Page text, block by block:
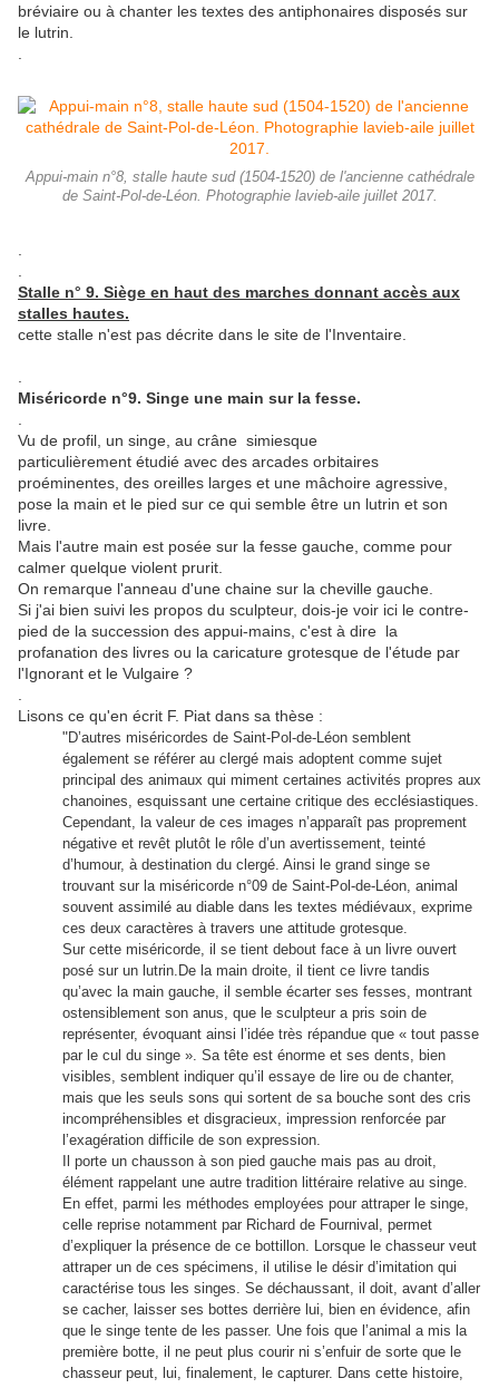
bréviaire ou à chanter les textes des antiphonaires disposés sur
le lutrin.
Appui-main n°8, stalle haute sud (1504-1520) de l'ancienne cathédrale
de Saint-Pol-de-Léon. Photographie lavieb-aile juillet 2017.
Stalle n° 9. Siège en haut des marches donnant accès aux
stalles hautes.
cette stalle n'est pas décrite dans le site de l'Inventaire.
Miséricorde n°9. Singe une main sur la fesse.
Vu de profil, un singe, au crâne simiesque
particulièrement étudié avec des arcades orbitaires
proéminentes, des oreilles larges et une mâchoire agressive,
pose la main et le pied sur ce qui semble être un lutrin et son
livre.
Mais l'autre main est posée sur la fesse gauche, comme pour
calmer quelque violent prurit.
On remarque l'anneau d'une chaine sur la cheville gauche.
Si j'ai bien suivi les propos du sculpteur, dois-je voir ici le contre-
pied de la succession des appui-mains, c'est à dire la
profanation des livres ou la caricature grotesque de l'étude par
l'Ignorant et le Vulgaire ?
Lisons ce qu'en écrit F. Piat dans sa thèse :
"D’autres miséricordes de Saint-Pol-de-Léon semblent
également se référer au clergé mais adoptent comme sujet
principal des animaux qui miment certaines activités propres aux
chanoines, esquissant une certaine critique des ecclésiastiques.
Cependant, la valeur de ces images n’apparaît pas proprement
négative et revêt plutôt le rôle d’un avertissement, teinté
d’humour, à destination du clergé. Ainsi le grand singe se
trouvant sur la miséricorde n°09 de Saint-Pol-de-Léon, animal
souvent assimilé au diable dans les textes médiévaux, exprime
ces deux caractères à travers une attitude grotesque.
Sur cette miséricorde, il se tient debout face à un livre ouvert
posé sur un lutrin.De la main droite, il tient ce livre tandis
qu’avec la main gauche, il semble écarter ses fesses, montrant
ostensiblement son anus, que le sculpteur a pris soin de
représenter, évoquant ainsi l’idée très répandue que « tout passe
par le cul du singe ». Sa tête est énorme et ses dents, bien
visibles, semblent indiquer qu’il essaye de lire ou de chanter,
mais que les seuls sons qui sortent de sa bouche sont des cris
incompréhensibles et disgracieux, impression renforcée par
l’exagération difficile de son expression.
Il porte un chausson à son pied gauche mais pas au droit,
élément rappelant une autre tradition littéraire relative au singe.
En effet, parmi les méthodes employées pour attraper le singe,
celle reprise notamment par Richard de Fournival, permet
d’expliquer la présence de ce bottillon. Lorsque le chasseur veut
attraper un de ces spécimens, il utilise le désir d’imitation qui
caractérise tous les singes. Se déchaussant, il doit, avant d’aller
se cacher, laisser ses bottes derrière lui, bien en évidence, afin
que le singe tente de les passer. Une fois que l’animal a mis la
première botte, il ne peut plus courir ni s’enfuir de sorte que le
chasseur peut, lui, finalement, le capturer. Dans cette histoire,